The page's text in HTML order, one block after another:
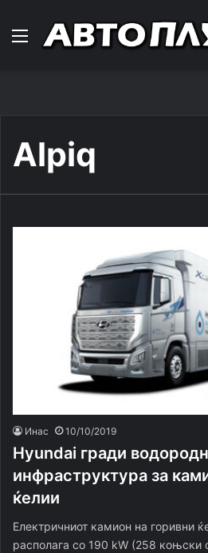
Навигација
Alpiq
Инас 10/10/2019
Hyundai гради
инфраструктура за
ќелии
Електричниот камион на горивни
располага со 190 kW (258 коњски